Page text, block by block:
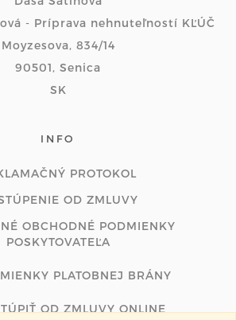
- Príprava nehnuteľností KĽÚČ
Moyzesova, 834/14
90501, Senica
SK
INFO
PROTOKOL
OD ZMLUVY
OBCHODNÉ PODMIENKY
POSKYTOVATEĽA
PLATOBNEJ BRÁNY
OD ZMLUVY ONLINE